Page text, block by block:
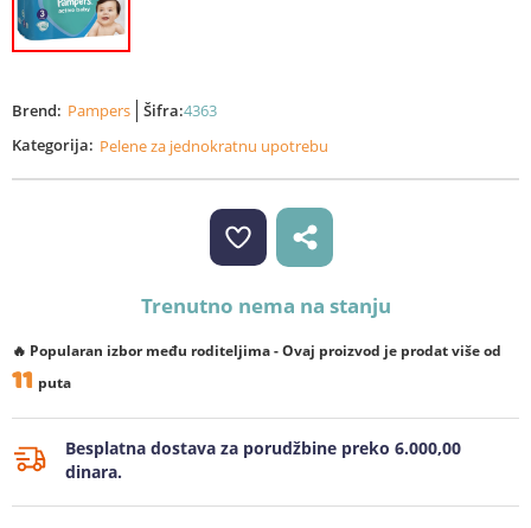
Brend: Pampers Šifra:4363
Kategorija: Pelene za jednokratnu upotrebu
Trenutno nema na stanju
🔥 Popularan izbor među roditeljima - Ovaj proizvod je prodat više od
11 puta
Besplatna dostava za porudžbine preko 6.000,00
dinara.